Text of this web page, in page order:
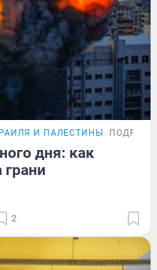
И ПАЛЕСТИНЫ
дня: как
грани
2